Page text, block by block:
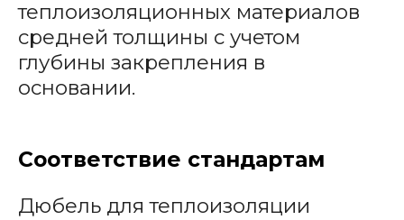
теплоизоляционных материалов
средней толщины с учетом
глубины закрепления в
основании.
Соответствие стандартам
Дюбель для теплоизоляции